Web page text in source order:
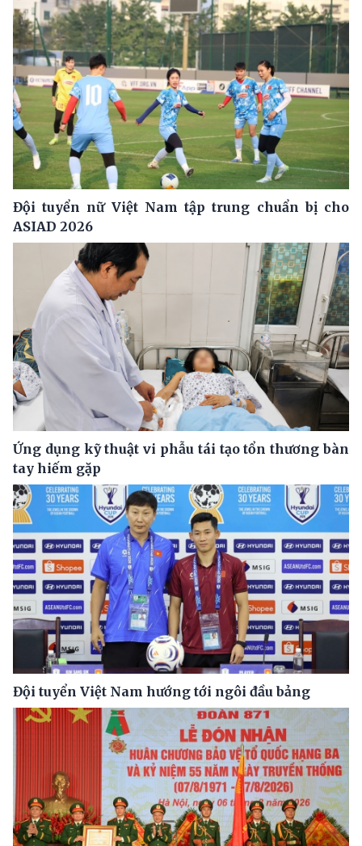
Đội tuyển nữ Việt Nam tập trung chuẩn bị cho
ASIAD 2026
Ứng dụng kỹ thuật vi phẫu tái tạo tổn thương bàn
tay hiếm gặp
Đội tuyển Việt Nam hướng tới ngôi đầu bảng